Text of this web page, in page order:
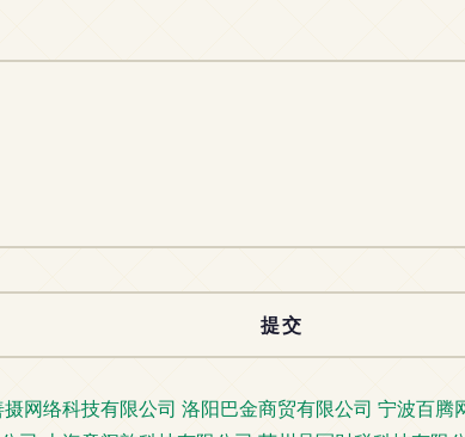
摄网络科技有限公司 洛阳巴金商贸有限公司 宁波百腾